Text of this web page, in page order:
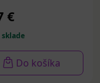
€
sklade
Do košíka